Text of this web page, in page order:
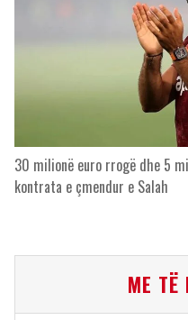
30 milionë euro rrogë dhe 5
kontrata e çmendur e Salah
ME TË